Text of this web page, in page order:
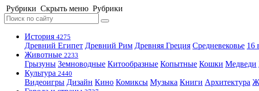
Рубрики Скрыть меню Рубрики
История 4275
Древний Египет Древний Рим Древняя Греция Средневековье 16
Животные 2233
Грызуны Земноводные Китообразные Копытные Кошки Медведи
Культура 2440
Видеоигры Дизайн Кино Комиксы Музыка Книги Архитектура